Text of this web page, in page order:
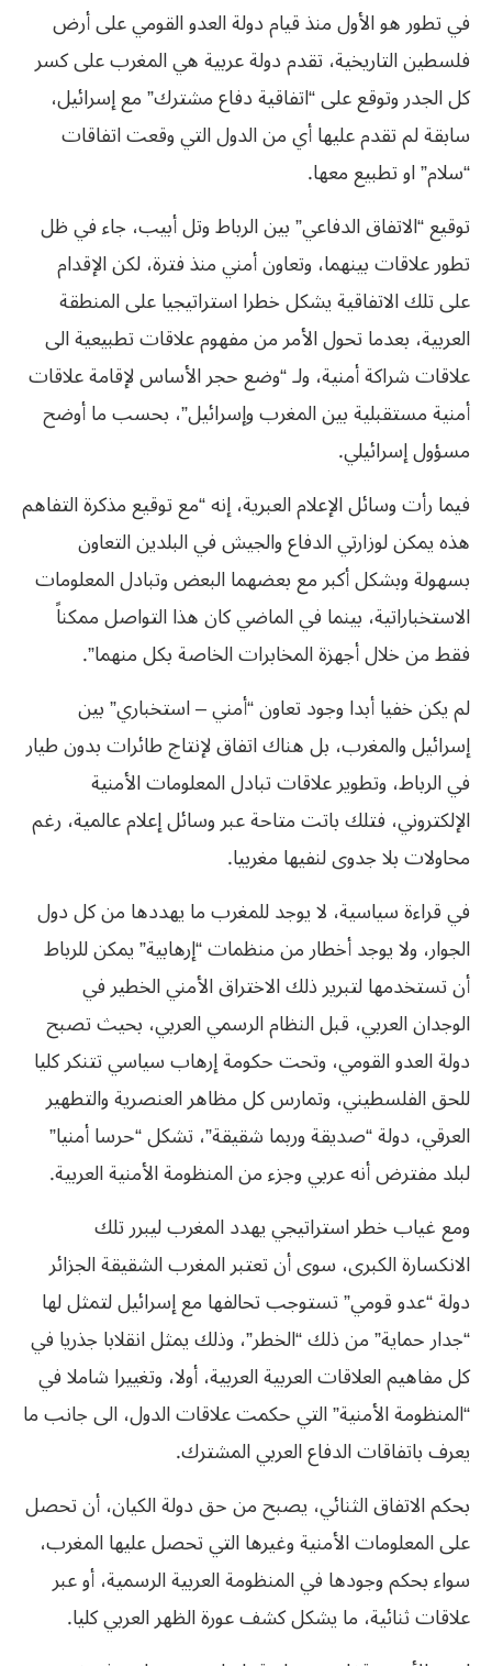
في تطور هو الأول منذ قيام دولة العدو القومي على أرض
فلسطين التاريخية، تقدم دولة عربية هي المغرب على كسر
كل الجدر وتوقع على “اتفاقية دفاع مشترك” مع إسرائيل،
سابقة لم تقدم عليها أي من الدول التي وقعت اتفاقات
“سلام” او تطبيع معها.
توقيع “الاتفاق الدفاعي” بين الرباط وتل أبيب، جاء في ظل
تطور علاقات بينهما، وتعاون أمني منذ فترة، لكن الإقدام
على تلك الاتفاقية يشكل خطرا استراتيجيا على المنطقة
العربية، بعدما تحول الأمر من مفهوم علاقات تطبيعية الى
علاقات شراكة أمنية، ولـ “وضع حجر الأساس لإقامة علاقات
أمنية مستقبلية بين المغرب وإسرائيل”، بحسب ما أوضح
مسؤول إسرائيلي.
فيما رأت وسائل الإعلام العبرية، إنه “مع توقيع مذكرة التفاهم
هذه يمكن لوزارتي الدفاع والجيش في البلدين التعاون
بسهولة وبشكل أكبر مع بعضهما البعض وتبادل المعلومات
الاستخباراتية، بينما في الماضي كان هذا التواصل ممكناً
فقط من خلال أجهزة المخابرات الخاصة بكل منهما”.
لم يكن خفيا أبدا وجود تعاون “أمني – استخباري” بين
إسرائيل والمغرب، بل هناك اتفاق لإنتاج طائرات بدون طيار
في الرباط، وتطوير علاقات تبادل المعلومات الأمنية
الإلكتروني، فتلك باتت متاحة عبر وسائل إعلام عالمية، رغم
محاولات بلا جدوى لنفيها مغربيا.
في قراءة سياسية، لا يوجد للمغرب ما يهددها من كل دول
الجوار، ولا يوجد أخطار من منظمات “إرهابية” يمكن للرباط
أن تستخدمها لتبرير ذلك الاختراق الأمني الخطير في
الوجدان العربي، قبل النظام الرسمي العربي، بحيث تصبح
دولة العدو القومي، وتحت حكومة إرهاب سياسي تتنكر كليا
للحق الفلسطيني، وتمارس كل مظاهر العنصرية والتطهير
العرقي، دولة “صديقة وربما شقيقة”، تشكل “حرسا أمنيا”
لبلد مفترض أنه عربي وجزء من المنظومة الأمنية العربية.
ومع غياب خطر استراتيجي يهدد المغرب ليبرر تلك
الانكسارة الكبرى، سوى أن تعتبر المغرب الشقيقة الجزائر
دولة “عدو قومي” تستوجب تحالفها مع إسرائيل لتمثل لها
“جدار حماية” من ذلك “الخطر”، وذلك يمثل انقلابا جذريا في
كل مفاهيم العلاقات العربية العربية، أولا، وتغييرا شاملا في
“المنظومة الأمنية” التي حكمت علاقات الدول، الى جانب ما
يعرف باتفاقات الدفاع العربي المشترك.
بحكم الاتفاق الثنائي، يصبح من حق دولة الكيان، أن تحصل
على المعلومات الأمنية وغيرها التي تحصل عليها المغرب،
سواء بحكم وجودها في المنظومة العربية الرسمية، أو عبر
علاقات ثنائية، ما يشكل كشف عورة الظهر العربي كليا.